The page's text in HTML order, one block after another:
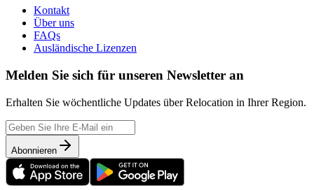
Kontakt
Über uns
FAQs
Ausländische Lizenzen
Melden Sie sich für unseren Newsletter an
Erhalten Sie wöchentliche Updates über Relocation in Ihrer Region.
Abonnieren